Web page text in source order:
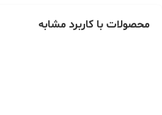
محصولات با کاربرد مشابه